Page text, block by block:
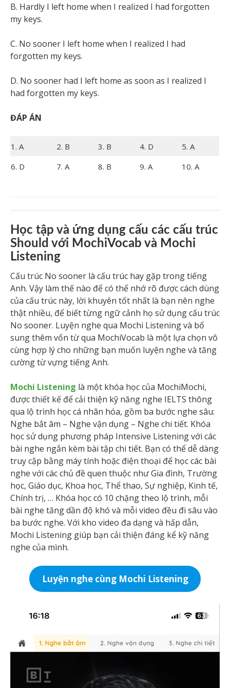
B. Hardly I left home when I realized I had forgotten
my keys.
C. No sooner I left home when I realized I had
forgotten my keys.
D. No sooner had I left home as soon as I realized I
had forgotten my keys.
ĐÁP ÁN
1. A 2. B 3. B 4. D
5. A
6. D
7. A 8. B 9. A 10. A
Học tập và ứng dụng cấu các cấu trúc
Should với MochiVocab và Mochi
Listening
Cấu trúc No sooner là cấu trúc hay gặp trong tiếng
Anh. Vậy làm thế nào để có thể nhớ rõ được cách dùng
của cấu trúc này, lời khuyên tốt nhất là bạn nên nghe
thật nhiều, để biết từng ngữ cảnh họ sử dụng cấu trúc
No sooner. Luyện nghe qua Mochi Listening và bổ
sung thêm vốn từ qua MochiVocab là một lựa chọn vô
cùng hợp lý cho những bạn muốn luyện nghe và tăng
cường từ vựng tiếng Anh.
Mochi Listening là một khóa học của MochiMochi,
được thiết kế để cải thiện kỹ năng nghe IELTS thông
qua lộ trình học cá nhân hóa, gồm ba bước nghe sâu:
Nghe bắt âm – Nghe vận dụng – Nghe chi tiết. Khóa
học sử dụng phương pháp Intensive Listening với các
bài nghe ngắn kèm bài tập chi tiết. Bạn có thể dễ dàng
truy cập bằng máy tính hoặc điện thoại để học các bài
nghe với các chủ đề quen thuộc như Gia đình, Trường
học, Giáo dục, Khoa học, Thể thao, Sự nghiệp, Kinh tế,
Chính trị, … Khóa học có 10 chặng theo lộ trình, mỗi
bài nghe tăng dần độ khó và mỗi video đều đi sâu vào
ba bước nghe. Với kho video đa dạng và hấp dẫn,
Mochi Listening giúp bạn cải thiện đáng kể kỹ năng
nghe của mình.
Luyện nghe cùng Mochi Listening